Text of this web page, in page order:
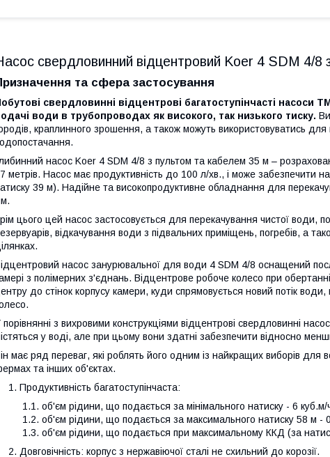
свердловинний відцентровий Koer 4 SDM 4/8
та сфера застосування
свердловинні відцентрові багатоступінчасті насоси
води в трубопроводах як високого, так низького тиску.
краплинного зрошення, а також можуть використовуватись
насос Koer 4 SDM 4/8 з пультом та кабелем 35 м –
метрів. Насос має продуктивність до 100 л/хв., і може забезпечити
39 м). Надійне та високопродуктивне обладнання для
цього цей насос застосовується для перекачування чистої води,
відкачування води з підвальних приміщень, погребів, а
насос занурювальної для води 4 SDM 4/8 оснащений
з полімерних з'єднань. Відцентрове робоче колесо при
до стінок корпусу камери, куди спрямовується новий потік
порівнянні з вихровими конструкціями відцентрові свердловинні
у воді, але при цьому вони здатні забезпечити відносно
має ряд переваг, які роблять його одним із найкращих виборів
та інших об'єктах.
Продуктивність багатоступінчаста:
об'єм рідини, що подається за мінімального натиску - 6 куб.м/
об'єм рідини, що подається за максимального натиску 58 м -
об'єм рідини, що подається при максимальному ККД (за
Довговічність: корпус з нержавіючої сталі не схильний до корозії.